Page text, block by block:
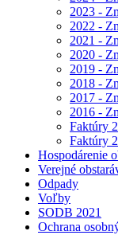
2023 -
2022 -
2021 -
2020 -
2019 -
2018 -
2017 -
2016 -
Faktúry
Faktúry
Hospodárenie
Verejné
Odpady
Voľby
SODB 2021
Ochrana